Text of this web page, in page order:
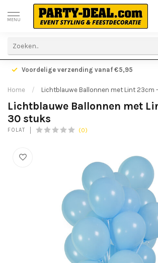
MENU
Voordelige verzending vanaf €5,95
Home / Lichtblauwe Ballonnen met Lint 23cm
Lichtblauwe Ballonnen met
30 stuks
FOLAT (0)